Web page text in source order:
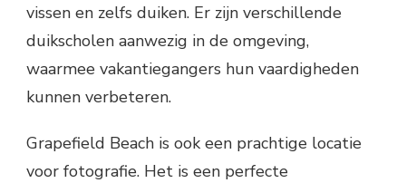
vissen en zelfs duiken. Er zijn verschillende
duikscholen aanwezig in de omgeving,
waarmee vakantiegangers hun vaardigheden
kunnen verbeteren.
Grapefield Beach is ook een prachtige locatie
voor fotografie. Het is een perfecte